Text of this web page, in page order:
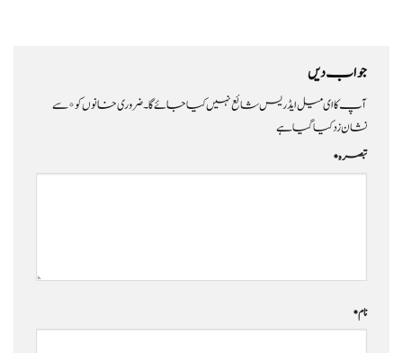
جواب دیں
آپ کا ای میل ایڈریس شائع نہیں کیا جائے گا۔ضروری خانوں کو*سے
نشان زد کیا گیا ہے
تبصرہ*
نام*